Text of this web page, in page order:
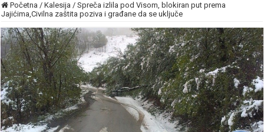
Početna / Kalesija / Spreča izlila pod Visom, blokiran put prema
Jajićima,Civilna zaštita poziva i građane da se uključe